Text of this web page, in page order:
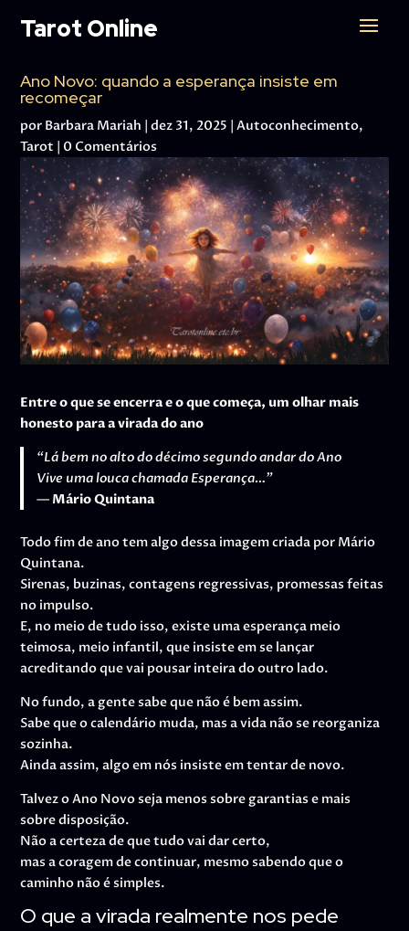
Tarot Online
Ano Novo: quando a esperança insiste em
recomeçar
por Barbara Mariah |dez 31, 2025 |Autoconhecimento,
Tarot | 0 Comentários
Entre o que se encerra e o que começa, um olhar mais
honesto para a virada do ano
“Lá bem no alto do décimo segundo andar do Ano
Vive uma louca chamada Esperança…”
— Mário Quintana
Todo fim de ano tem algo dessa imagem criada por Mário
Quintana.
Sirenas, buzinas, contagens regressivas, promessas feitas
no impulso.
E, no meio de tudo isso, existe uma esperança meio
teimosa, meio infantil, que insiste em se lançar
acreditando que vai pousar inteira do outro lado.
No fundo, a gente sabe que não é bem assim.
Sabe que o calendário muda, mas a vida não se reorganiza
sozinha.
Ainda assim, algo em nós insiste em tentar de novo.
Talvez o Ano Novo seja menos sobre garantias e mais
sobre disposição.
Não a certeza de que tudo vai dar certo,
mas a coragem de continuar, mesmo sabendo que o
caminho não é simples.
O que a virada realmente nos pede